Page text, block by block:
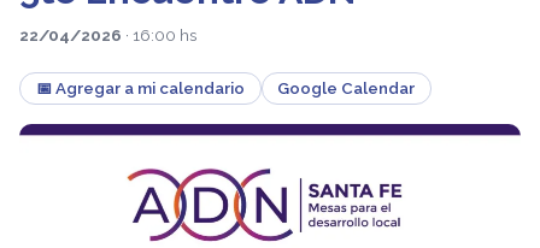
22/04/2026 · 16:00 hs
📅 Agregar a mi calendario Google Calendar